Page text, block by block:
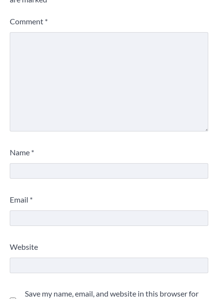
Comment *
Name *
Email *
Website
Save my name, email, and website in this browser for